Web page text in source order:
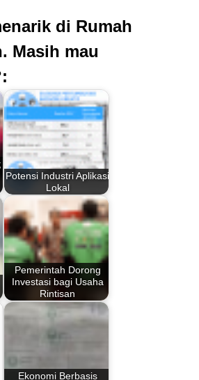
di Rumah
Masih mau
Potensi Industri Aplikasi
Lokal
Pemerintah Dorong
Investasi bagi Usaha
Rintisan
Ekonomi Berbasis